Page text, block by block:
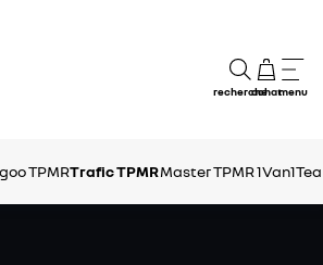
rechercheachatmenu
TPMRTrafic TPMRMaster TPMR